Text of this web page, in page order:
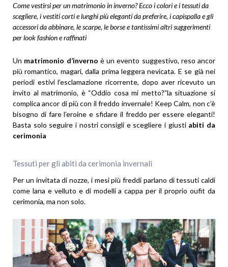
Come vestirsiper un matrimonio in inverno?Ecco i colori e i tessuti da
scegliere, i vestiti corti e lunghi più eleganti da preferire, i capispalla e gli
accessori da abbinare, le scarpe, le borse e tantissimi altri suggerimenti
per look fashion e raffinati
Un matrimonio d’inverno è un evento suggestivo, reso ancor
più romantico, magari, dalla prima leggera nevicata. E se già nei
periodi estivi l’esclamazione ricorrente, dopo aver ricevuto un
invito al matrimonio, è “Oddio cosa mi metto?”la situazione si
complica ancor di più con il freddo invernale! Keep Calm, non c’è
bisogno di fare l’eroine e sfidare il freddo per essere eleganti!
Basta solo seguire i nostri consigli e scegliere i giusti abiti da
cerimonia
Tessuti per gli abiti da cerimonia invernali
Per un invitata di nozze, i mesi più freddi parlano di tessuti caldi
come lana e velluto e di modelli a cappa per il proprio oufit da
cerimonia, ma non solo.